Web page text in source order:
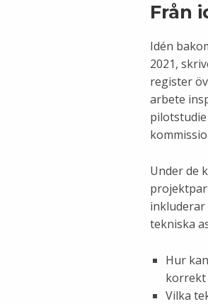
Från
Idén
2021,
register
arbete
Under de
inkluderar
tekniska
Hur
korrekt
Vilka